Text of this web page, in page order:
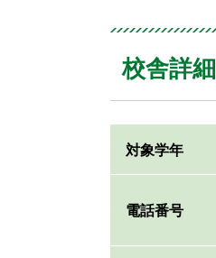
校舎詳細
対象学年
電話番号